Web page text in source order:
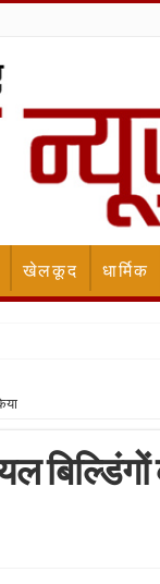
खेलकूद धार्मिक